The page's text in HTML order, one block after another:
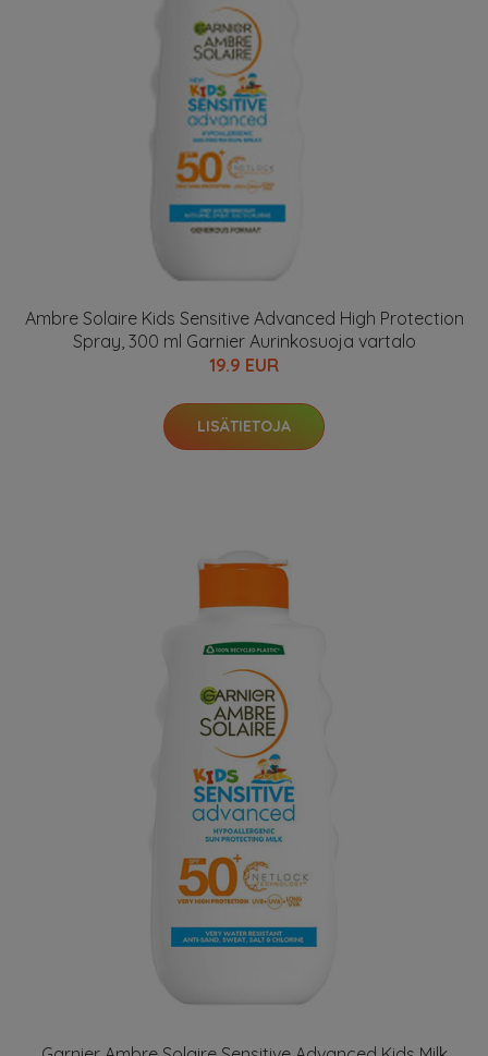
Ambre Solaire Kids Sensitive Advanced High Protection
Spray, 300 ml Garnier Aurinkosuoja vartalo
19.9 EUR
LISÄTIETOJA